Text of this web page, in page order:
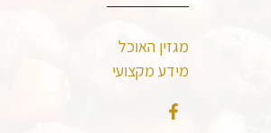
מגזין האוכל
מידע מקצועי